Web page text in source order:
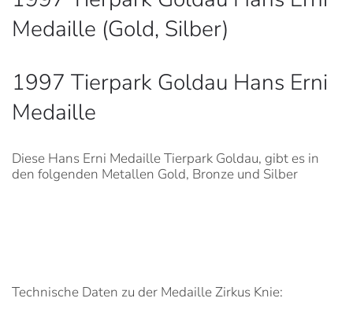
Medaille (Gold, Silber)
1997 Tierpark Goldau Hans Erni
Medaille
Diese Hans Erni Medaille Tierpark Goldau, gibt es in
den folgenden Metallen Gold, Bronze und Silber
Technische Daten zu der Medaille Zirkus Knie: